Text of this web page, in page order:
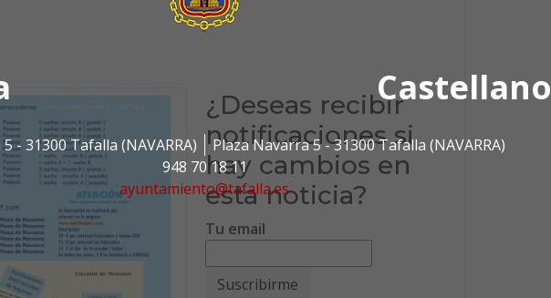
Castellano
- 31300 Tafalla (NAVARRA)
Plaza Navarra 5 - 31300 Tafalla (NAVARRA)
948 70 18 11
ayuntamiento@tafalla.es
¿Deseas recibir
notificaciones si
hay cambios en
esta noticia?
Tu email